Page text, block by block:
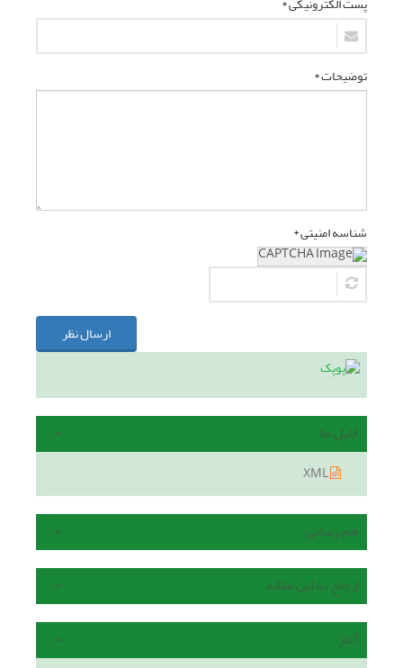
توضیحات *
شناسه امنیتی *
ارسال نظر
فایل ها
هم رسانی
ارجاع به این مقاله
آمار